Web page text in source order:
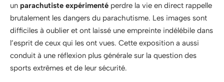
un parachutiste expérimenté perdre la vie en direct rappelle
brutalement les dangers du parachutisme. Les images sont
difficiles à oublier et ont laissé une empreinte indélébile dans
l’esprit de ceux qui les ont vues. Cette exposition a aussi
conduit à une réflexion plus générale sur la question des
sports extrêmes et de leur sécurité.